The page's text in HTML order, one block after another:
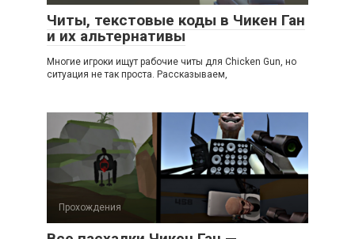
Читы, текстовые коды в Чикен Ган
и их альтернативы
Многие игроки ищут рабочие читы для Chicken Gun, но
ситуация не так проста. Рассказываем,
Прохождения